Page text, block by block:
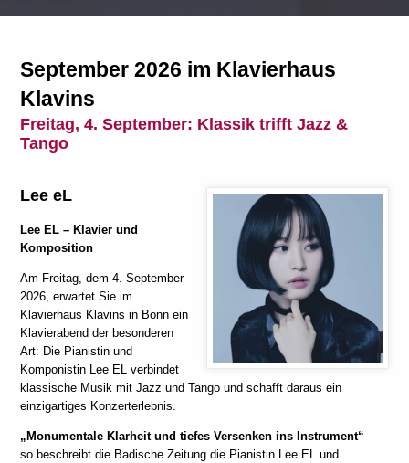
September 2026 im Klavierhaus
Klavins
Freitag, 4. September: Klassik trifft Jazz &
Tango
Lee eL
Lee EL – Klavier und
Komposition
Am Freitag, dem 4. September
2026, erwartet Sie im
Klavierhaus Klavins in Bonn ein
Klavierabend der besonderen
Art: Die Pianistin und
Komponistin Lee EL verbindet
klassische Musik mit Jazz und Tango und schafft daraus ein
einzigartiges Konzerterlebnis.
„Monumentale Klarheit und tiefes Versenken ins Instrument“ –
so beschreibt die Badische Zeitung die Pianistin Lee EL und